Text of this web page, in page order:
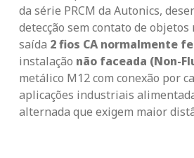
da série PRCM da Autonics,
detecção sem contato de objetos
saída 2 fios CA normalmente
instalação não faceada (Non-
metálico M12 com conexão por
aplicações industriais
alternada que exigem maior